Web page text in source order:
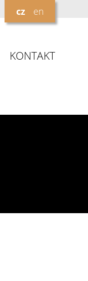
cz en
KONTAKT